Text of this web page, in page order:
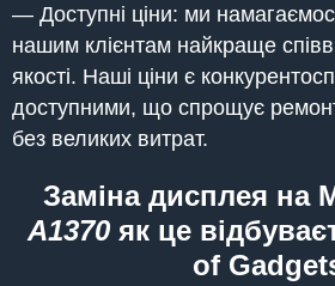
— Доступні ціни: ми
нашим клієнтам найкраще
якості. Наші ціни є
доступними, що спрощує
без великих витрат.
Заміна дисплея на
A1370як це
of